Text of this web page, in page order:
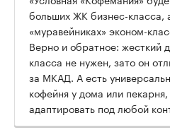
больших ЖК бизнес-класса,
«муравейниках» эконом-
Верно и обратное: жесткий
класса не нужен, зато он
за МКАД. А есть
кофейня у дома или
адаптировать под любой